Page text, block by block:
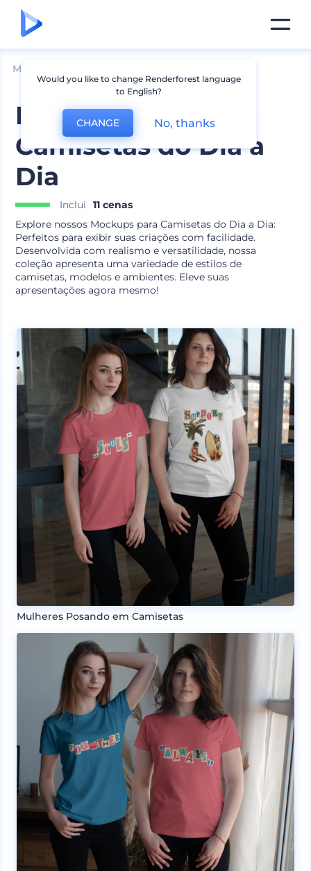
Mockups
Mockups para
Camisetas do Dia a
Dia
Inclui
11 cenas
Explore nossos Mockups para Camisetas do Dia a Dia:
Perfeitos para exibir suas criações com facilidade.
Desenvolvida com realismo e versatilidade, nossa
coleção apresenta uma variedade de estilos de
camisetas, modelos e ambientes. Eleve suas
apresentações agora mesmo!
Mulheres Posando em Camisetas
Would you like to change Renderforest language
to English?
CHANGE No, thanks